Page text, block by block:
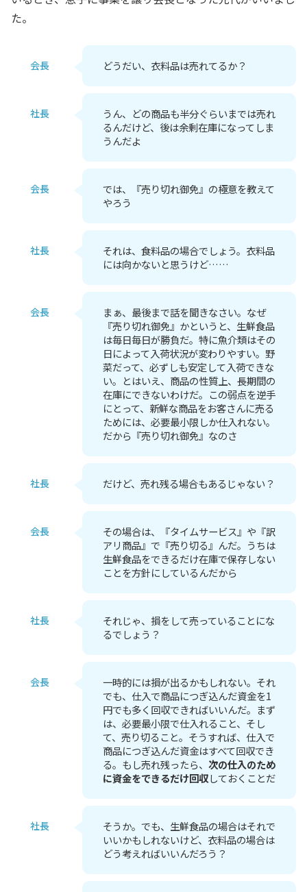
た。
会長 どうだい、衣料品は売れてるか？
社長
うん、どの商品も半分ぐらいまでは売れ
るんだけど、後は余剰在庫になってしま
うんだよ
会長
では、『売り切れ御免』の極意を教えて
やろう
社長
それは、食料品の場合でしょう。衣料品
には向かないと思うけど……
会長
まぁ、最後まで話を聞きなさい。なぜ
『売り切れ御免』かというと、生鮮食品
は毎日毎日が勝負だ。特に魚介類はその
日によって入荷状況が変わりやすい。野
菜だって、必ずしも安定して入荷できな
い。とはいえ、商品の性質上、長期間の
在庫にできないわけだ。この弱点を逆手
にとって、新鮮な商品をお客さんに売る
ためには、必要最小限しか仕入れない。
だから『売り切れ御免』なのさ
社長 だけど、売れ残る場合もあるじゃない？
会長
その場合は、『タイムサービス』や『訳
アリ商品』で『売り切る』んだ。うちは
生鮮食品をできるだけ在庫で保存しない
ことを方針にしているんだから
社長
それじゃ、損をして売っていることにな
るでしょう？
会長
一時的には損が出るかもしれない。それ
でも、仕入で商品につぎ込んだ資金を1
円でも多く回収できればいいんだ。まず
は、必要最小限で仕入れること、そし
て、売り切ること。そうすれば、仕入で
商品につぎ込んだ資金はすべて回収でき
る。もし売れ残ったら、 次の仕入のため
に資金をできるだけ回収しておくことだ
社長
そうか。でも、生鮮食品の場合はそれで
いいかもしれないけど、衣料品の場合は
どう考えればいいんだろう？